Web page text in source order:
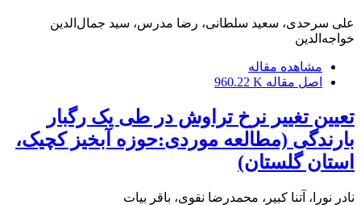
علی سرحدی، سعید سلطانی، رضا مدرس، سید جمال‌الدین
خواجه‌الدین
مشاهده مقاله
اصل مقاله 960.22 K
تعیین تغییر نرخ تراوش در طی یک رگبار
بارندگی (مطالعه موردی:حوزه آبخیز کچیک،
استان گلستان)
نادر نورا، آتنا کبیر، محمدرضا نقوی، باقر بیات